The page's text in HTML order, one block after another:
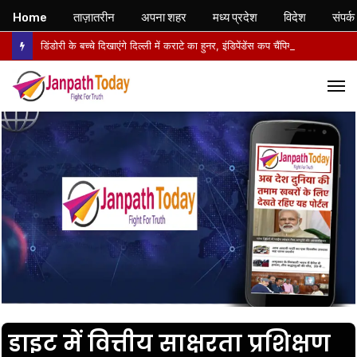
डाइट में वित्तीय साक्षरता प्रशिक्षण
Home ताज़ातरीन अपना शहर मध्य प्रदेश विदेश संपर्क